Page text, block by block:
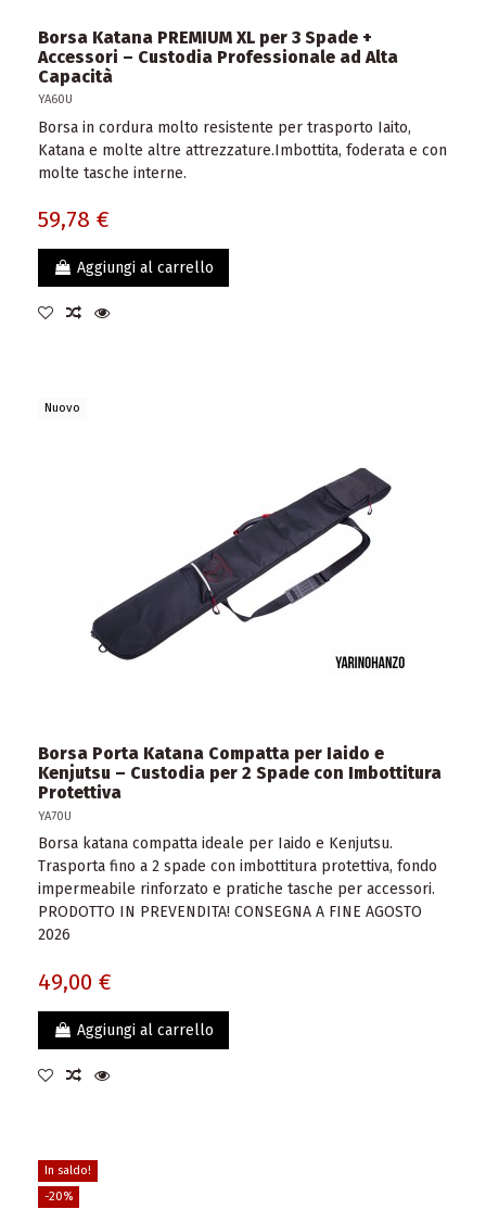
Borsa Katana PREMIUM XL per 3 Spade +
Accessori – Custodia Professionale ad Alta
Capacità
YA60U
Borsa in cordura molto resistente per trasporto Iaito,
Katana e molte altre attrezzature.Imbottita, foderata e con
molte tasche interne.
59,78 €
Aggiungi al carrello
Nuovo
Borsa Porta Katana Compatta per Iaido e
Kenjutsu – Custodia per 2 Spade con Imbottitura
Protettiva
YA70U
Borsa katana compatta ideale per Iaido e Kenjutsu.
Trasporta fino a 2 spade con imbottitura protettiva, fondo
impermeabile rinforzato e pratiche tasche per accessori.
PRODOTTO IN PREVENDITA! CONSEGNA A FINE AGOSTO
2026
49,00 €
Aggiungi al carrello
In saldo!
-20%